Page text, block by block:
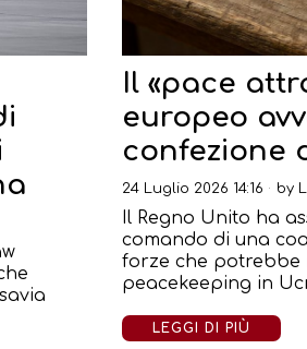
Il «pace
europeo
confezione
24 Luglio 2026 14:16 by
Il Regno Unito ha
comando di una
forze che potrebbe
peacekeeping in
LEGGI DI PIÙ